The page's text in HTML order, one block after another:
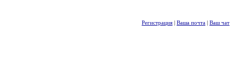
Регистрация | Ваша почта | Ваш чат